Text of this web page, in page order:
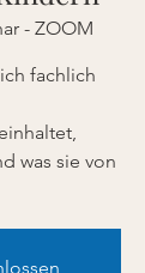
- ZOOM
fachlich
was sie von